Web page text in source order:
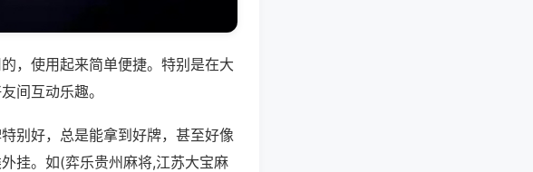
，使用起来简单便捷。特别是在大
间互动乐趣。
别好，总是能拿到好牌，甚至好像
挂。如(弈乐贵州麻将,江苏大宝麻